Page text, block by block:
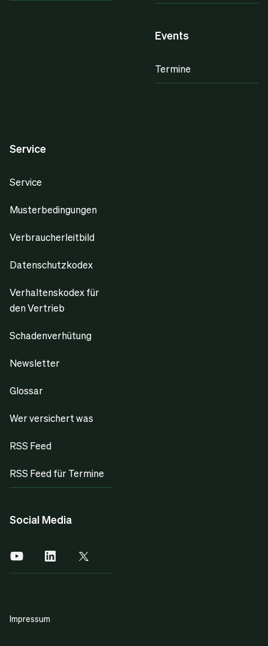
Events
Termine
Service
Service
Musterbedingungen
Verbraucherleitbild
Datenschutzkodex
Verhaltenskodex für
den Vertrieb
Schadenverhütung
Newsletter
Glossar
Wer versichert was
RSS Feed
RSS Feed für Termine
Social Media
Impressum